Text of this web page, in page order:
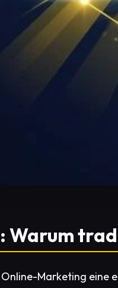
Warum
Marketing eine